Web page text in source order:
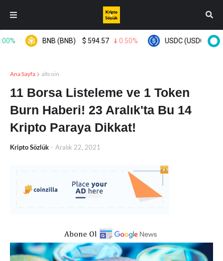
BNB (BNB) $ 594.57 0.50% USDC (USDC) $
Ana Sayfa altcoin
11 Borsa Listeleme ve 1 Token
Burn Haberi! 23 Aralık'ta Bu 14
Kripto Paraya Dikkat!
Kripto Sözlük - Aralık 22, 2021